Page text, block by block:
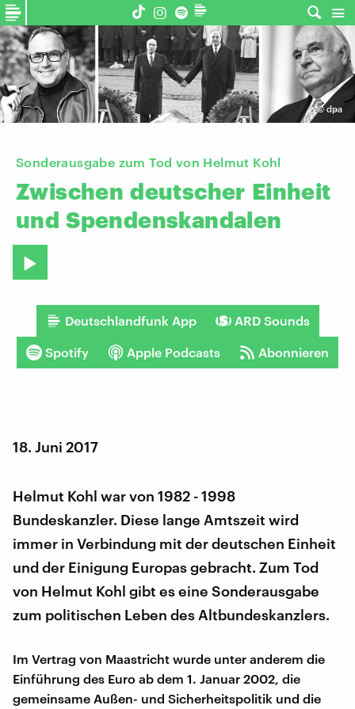
© dpa
Sonderausgabe zum Tod von Helmut Kohl
Zwischen deutscher Einheit
und Spendenskandalen
Deutschlandfunk App ARD Sounds
Spotify Apple Podcasts Abonnieren
18. Juni 2017
Helmut Kohl war von 1982 - 1998
Bundeskanzler. Diese lange Amtszeit wird
immer in Verbindung mit der deutschen Einheit
und der Einigung Europas gebracht. Zum Tod
von Helmut Kohl gibt es eine Sonderausgabe
zum politischen Leben des Altbundeskanzlers.
Im Vertrag von Maastricht wurde unter anderem die
Einführung des Euro ab dem 1. Januar 2002, die
gemeinsame Außen- und Sicherheitspolitik und die